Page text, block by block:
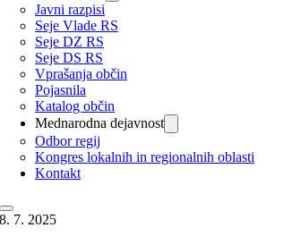
Javni razpisi
Seje Vlade RS
Seje DZ RS
Seje DS RS
Vprašanja občin
Pojasnila
Katalog občin
Mednarodna dejavnost
Odbor regij
Kongres lokalnih in regionalnih oblasti
Kontakt
7. 2025